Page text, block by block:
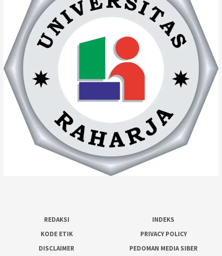
REDAKSI
INDEKS
KODE ETIK
PRIVACY POLICY
DISCLAIMER
PEDOMAN MEDIA SIBER